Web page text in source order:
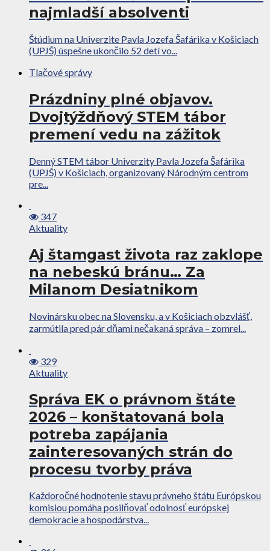
najmladší absolventi
Štúdium na Univerzite Pavla Jozefa Šafárika v Košiciach
(UPJŠ) úspešne ukončilo 52 detí vo...
Tlačové správy
Prázdniny plné objavov.
Dvojtýždňový STEM tábor
premení vedu na zážitok
Denný STEM tábor Univerzity Pavla Jozefa Šafárika
(UPJŠ) v Košiciach, organizovaný Národným centrom
pre...
347
Aktuality
Aj štamgast života raz zaklope
na nebeskú bránu… Za
Milanom Desiatnikom
Novinársku obec na Slovensku, a v Košiciach obzvlášť,
zarmútila pred pár dňami nečakaná správa – zomrel...
329
Aktuality
Správa EK o právnom štáte
2026 – konštatovaná bola
potreba zapájania
zainteresovaných strán do
procesu tvorby práva
Každoročné hodnotenie stavu právneho štátu Európskou
komisiou pomáha posilňovať odolnosť európskej
demokracie a hospodárstva...